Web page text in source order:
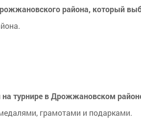
района, который
на турнире в Дрожжановском
грамотами и подарками.